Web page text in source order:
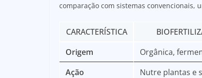
comparação com sistemas convencionais,
CARACTERÍSTICA
Origem
Orgânica,
Ação
Nutre plantas e